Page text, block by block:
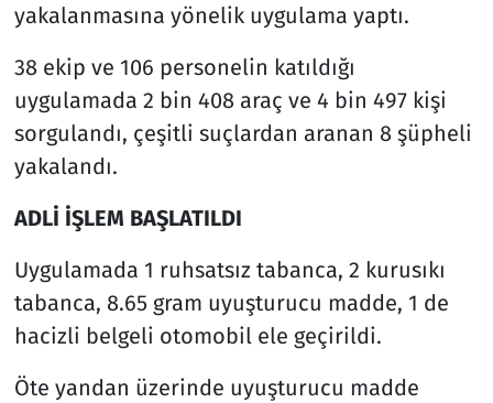
yakalanmasına yönelik uygulama yaptı.
38 ekip ve 106 personelin katıldığı
uygulamada 2 bin 408 araç ve 4 bin 497 kişi
sorgulandı, çeşitli suçlardan aranan 8 şüpheli
yakalandı.
ADLİ İŞLEM BAŞLATILDI
Uygulamada 1 ruhsatsız tabanca, 2 kurusıkı
tabanca, 8.65 gram uyuşturucu madde, 1 de
hacizli belgeli otomobil ele geçirildi.
Öte yandan üzerinde uyuşturucu madde
Seçim 2023
Spor
Teknoloji ve Bilim